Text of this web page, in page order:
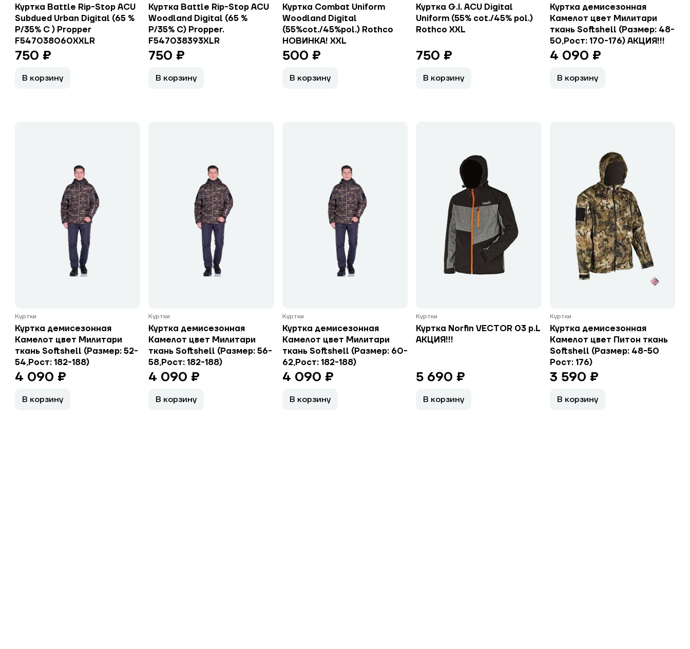
Куртка Battle Rip-Stop ACU
Subdued Urban Digital (65 %
P/35% C ) Propper
F547038060XXLR
750 ₽
В корзину
Куртка Battle Rip-Stop ACU
Woodland Digital (65 %
P/35% C) Propper.
F547038393XLR
750 ₽
В корзину
Куртка Combat Uniform
Woodland Digital
(55%cot./45%pol.) Rothco
НОВИНКА! ХXL
500 ₽
В корзину
Куртка G.I. ACU Digital
Uniform (55% cot./45% pol.)
Rothco XXL
750 ₽
В корзину
Куртка демисезонная
Камелот цвет Милитари
ткань Softshell (Размер: 48-
50,Рост: 170-176) АКЦИЯ!!!
4 090 ₽
В корзину
Куртки
Куртка демисезонная
Камелот цвет Милитари
ткань Softshell (Размер: 52-
54,Рост: 182-188)
4 090 ₽
В корзину
Куртки
Куртка демисезонная
Камелот цвет Милитари
ткань Softshell (Размер: 56-
58,Рост: 182-188)
4 090 ₽
В корзину
Куртки
Куртка демисезонная
Камелот цвет Милитари
ткань Softshell (Размер: 60-
62,Рост: 182-188)
4 090 ₽
В корзину
Куртки
Куртка Norfin VECTOR 03 р.L
АКЦИЯ!!!
5 690 ₽
В корзину
Куртки
Куртка демисезонная
Камелот цвет Питон ткань
Softshell (Размер: 48-50
Рост: 176)
3 590 ₽
В корзину